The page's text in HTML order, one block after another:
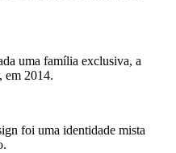
uma família exclusiva, a
em 2014.
foi uma identidade mista